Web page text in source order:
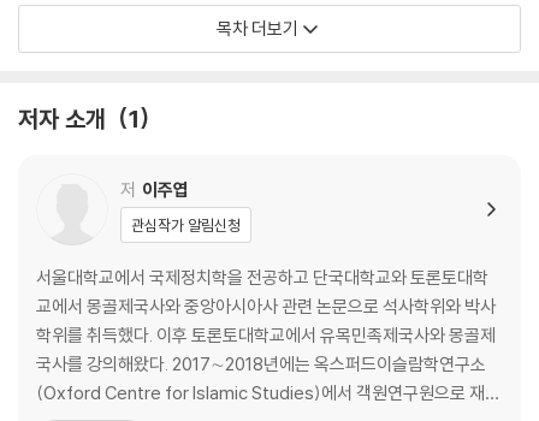
1. 철륵: 최초의 투르크 유목민 집단
2. 돌궐: 최초의 투르크 제국을 건설한 유목 민족
제2장 남시베리아, 중앙아시아, 킵착 초원의 투르크 민족: 키르기즈, 하자
1. 키르기즈: 남시베리아의 투르크계 혹은 투르크화한 민족
2. 하자르: 유대교로 개종한 돌궐의 후예
3. 불가르: 오구르 투르크 민족
4. 카라한 투르크: 중앙아시아 최초의 무슬림 투르크인
5. 킵착 유목민: 킵착 초원을 지배한 유목민 집단
제3장 서아시아와 중동의 오구즈계 투르크 민족: 오구즈, 셀주크, 오스만,
목차 더보기
저자 소개 1
저 이주엽
관심작가 알림신청
서울대학교에서 국제정치학을 전공하고 단국대학교와 토론토대학
교에서 몽골제국사와 중앙아시아사 관련 논문으로 석사학위와 박사
학위를 취득했다. 이후 토론토대학교에서 유목민족제국사와 몽골제
국사를 강의해왔다. 2017∼2018년에는 옥스퍼드이슬람학연구소
(Oxford Centre for Islamic Studies)에서 객원연구원으로 재직